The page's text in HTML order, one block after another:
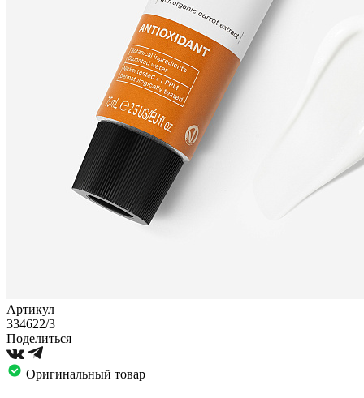
Артикул
334622/3
Поделиться
Оригинальный товар